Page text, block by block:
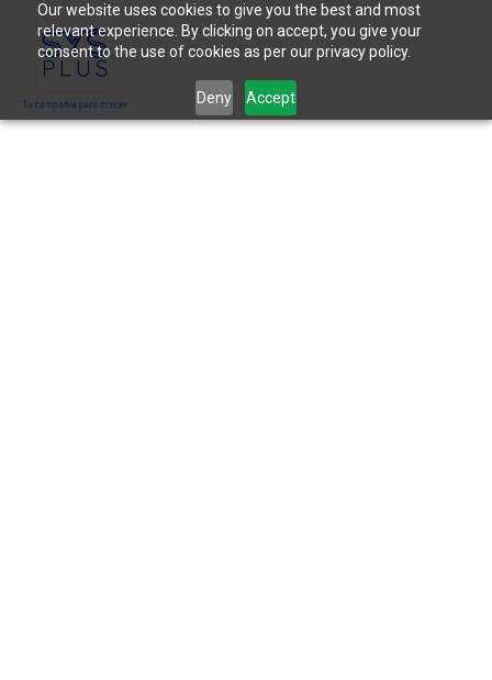
Our website uses cookies to give you the best and most
relevant experience. By clicking on accept, you give your
consent to the use of cookies as per our privacy policy.
Deny Accept